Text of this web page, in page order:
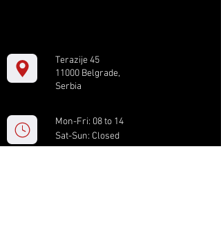
Terazije 45
11000 Belgrade,
Serbia
Mon-Fri: 08 to 14
Sat-Sun: Closed